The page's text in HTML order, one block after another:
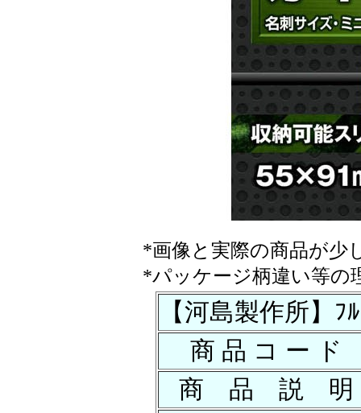
*画像と実際の商品が少
*パッケージ柄違い等の
【河島製作所】ﾌ
商 品 コ ー ド
商 品 説 明